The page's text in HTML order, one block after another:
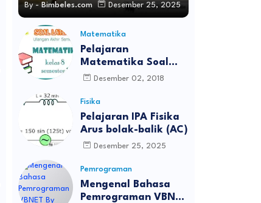
By - Bimbeles.com Desember 25, 2025
Matematika
Pelajaran
Matematika Soal
UAS Kelas 8
Desember 02, 2018
Fisika
Pelajaran IPA Fisika
Arus bolak-balik (AC)
Desember 25, 2025
Pemrograman
Mengenal Bahasa
Pemrograman VBNET